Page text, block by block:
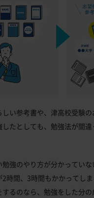
しい参考書や、津高校受験
したとしても、勉強法が間
勉強のやり方が分かってい
2時間、3時間もかかってし
するのなら、勉強をした分